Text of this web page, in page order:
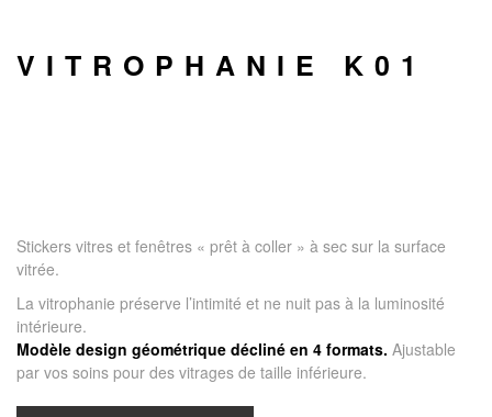
VITROPHANIE K01
Stickers vitres et fenêtres « prêt à coller » à sec sur la surface
vitrée.
La vitrophanie préserve l’intimité et ne nuit pas à la luminosité
intérieure.
Modèle design géométrique décliné en 4 formats. Ajustable
par vos soins pour des vitrages de taille inférieure.